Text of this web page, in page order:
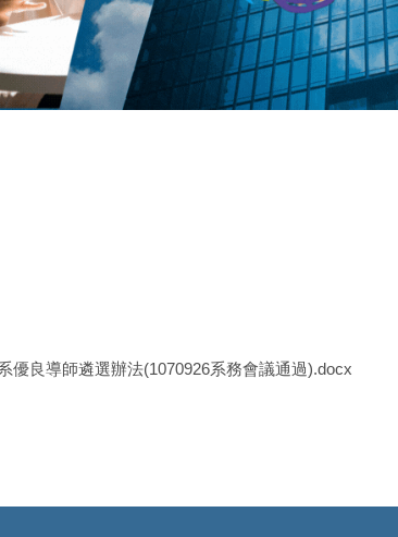
優良導師遴選辦法(1070926系務會議通過).docx